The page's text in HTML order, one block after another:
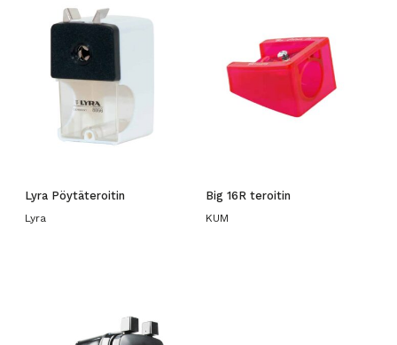
Lyra Pöytäteroitin
Lyra
Big 16R teroitin
KUM